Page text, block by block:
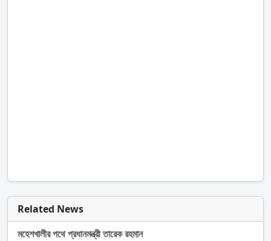
Related News
মহেশখালীর পথে প্রধানমন্ত্রী তারেক রহমান